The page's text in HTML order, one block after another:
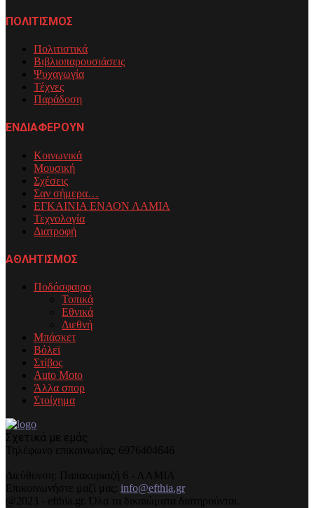
ΠΟΛΙΤΙΣΜΟΣ
Πολιτιστικά
Βιβλιοπαρουσιάσεις
Ψυχαγωγία
Τέχνες
Παράδοση
ΕΝΔΙΑΦΕΡΟΥΝ
Κοινωνικά
Μουσική
Σχέσεις
Σαν σήμερα…
ΕΓΚΑΙΝΙΑ ΕΝΑΟΝ ΛΑΜΙΑ
Τεχνολογία
Διατροφή
ΑΘΛΗΤΙΣΜΟΣ
Ποδόσφαιρο
Τοπικά
Εθνικά
Διεθνή
Μπάσκετ
Βόλεϊ
Στίβος
Auto Moto
Άλλα σπορ
Στοίχημα
Σχετικά με εμάς
Τηλέφωνo επικοινωνίας: 6976404646
Διεύθυνση: Παπακυριαζή 6 - ΛΑΜΙΑ
Επικοινωνήστε μαζί μας: info@efthia.gr
@2023 - efthia.gr. Όλα τα δικαιώματα διατηρούνται.